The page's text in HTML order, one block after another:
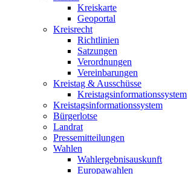
Kreiskarte
Geoportal
Kreisrecht
Richtlinien
Satzungen
Verordnungen
Vereinbarungen
Kreistag & Ausschüsse
Kreistagsinformationssystem
Kreistagsinformationssystem
Bürgerlotse
Landrat
Pressemitteilungen
Wahlen
Wahlergebnisauskunft
Europawahlen